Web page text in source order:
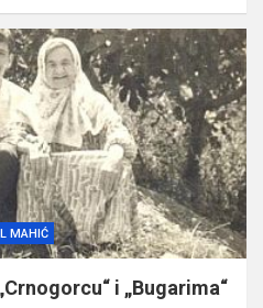
MAHIĆ
i „Bugarima“